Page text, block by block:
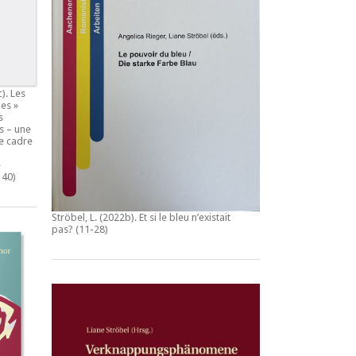
Les
»
– une
cadre
Ströbel, L. (2022b). Et si le bleu n’existait
pas? (11-28)